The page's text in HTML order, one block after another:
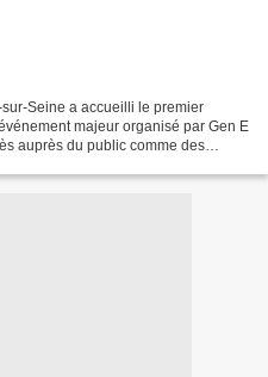
Seine a accueilli le premier
majeur organisé par Gen E
auprès du public comme des